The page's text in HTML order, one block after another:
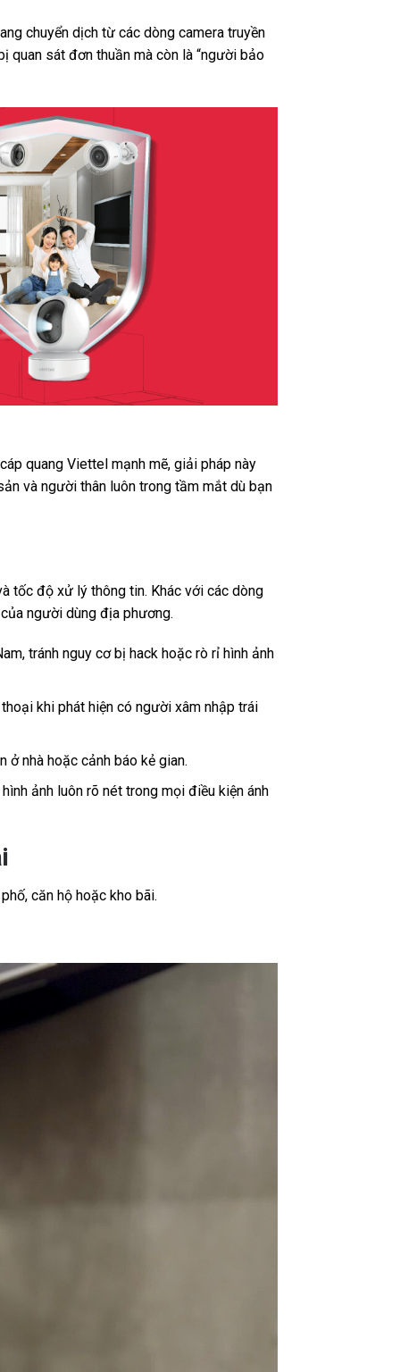
chuyển dịch từ các dòng camera truyền
quan sát đơn thuần mà còn là “người bảo
quang Viettel mạnh mẽ, giải pháp này
và người thân luôn trong tầm mắt dù bạn
tốc độ xử lý thông tin. Khác với các dòng
người dùng địa phương.
tránh nguy cơ bị hack hoặc rò rỉ hình ảnh
khi phát hiện có người xâm nhập trái
nhà hoặc cảnh báo kẻ gian.
ảnh luôn rõ nét trong mọi điều kiện ánh
căn hộ hoặc kho bãi.